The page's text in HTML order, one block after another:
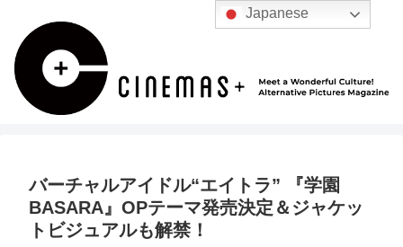
バーチャルアイドル“エイトラ” 『学園
BASARA』OPテーマ発売決定＆ジャケッ
トビジュアルも解禁！
Japanese